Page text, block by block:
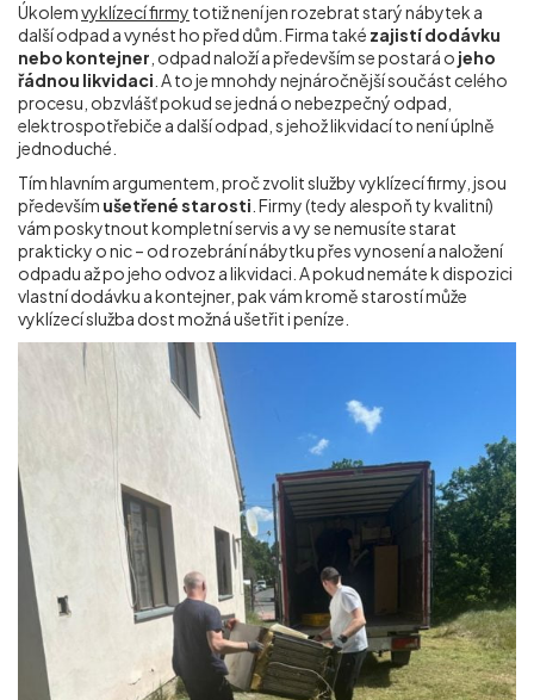
Úkolemvyklízecí firmy totiž není jen rozebrat starý nábytek a
další odpad a vynést ho před dům. Firma také zajistí dodávku
nebo kontejner , odpad naloží a především se postará o jeho
řádnou likvidaci . A to je mnohdy nejnáročnější součást celého
procesu, obzvlášť pokud se jedná o nebezpečný odpad,
elektrospotřebiče a další odpad, s jehož likvidací to není úplně
jednoduché.
Tím hlavním argumentem, proč zvolit služby vyklízecí firmy, jsou
především ušetřené starosti . Firmy (tedy alespoň ty kvalitní)
vám poskytnout kompletní servis a vy se nemusíte starat
prakticky o nic – od rozebrání nábytku přes vynosení a naložení
odpadu až po jeho odvoz a likvidaci. A pokud nemáte k dispozici
vlastní dodávku a kontejner, pak vám kromě starostí může
vyklízecí služba dost možná ušetřit i peníze.